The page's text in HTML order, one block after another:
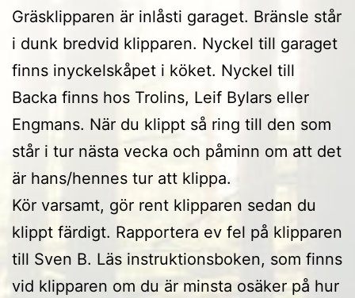
Gräsklipparen är inlåsti garaget. Bränsle står
i dunk bredvid klipparen. Nyckel till garaget
finns inyckelskåpet i köket. Nyckel till
Backa finns hos Trolins, Leif Bylars eller
Engmans. När du klippt så ring till den som
står i tur nästa vecka och påminn om att det
är hans/hennes tur att klippa.
Kör varsamt, gör rent klipparen sedan du
klippt färdigt. Rapportera ev fel på klipparen
till Sven B. Läs instruktionsboken, som finns
vid klipparen om du är minsta osäker på hur